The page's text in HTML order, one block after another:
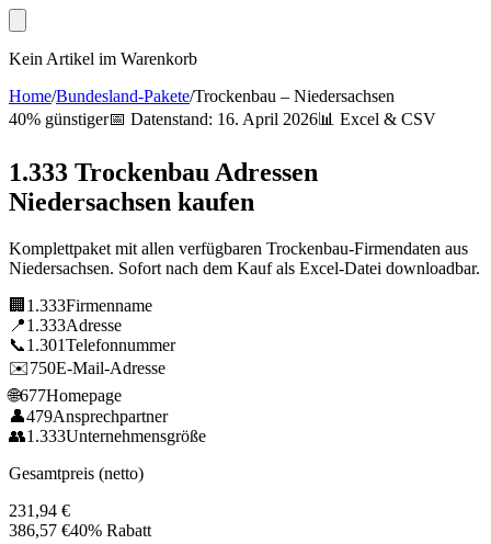
Kein Artikel im Warenkorb
Home/Bundesland-Pakete/Trockenbau – Niedersachsen
40% günstiger📅 Datenstand: 16. April 2026📊 Excel & CSV
1.333 Trockenbau Adressen
Niedersachsen kaufen
Komplettpaket mit allen verfügbaren Trockenbau-Firmendaten aus
Niedersachsen. Sofort nach dem Kauf als Excel-Datei downloadbar.
🏢 1.333Firmenname
📍1.333Adresse
📞1.301Telefonnummer
✉️750E-Mail-Adresse
🌐677Homepage
👤479Ansprechpartner
👥1.333Unternehmensgröße
Gesamtpreis (netto)
231,94 €
386,57 €40% Rabatt